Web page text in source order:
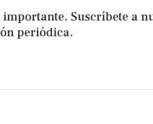
Suscríbete a
periódica.​